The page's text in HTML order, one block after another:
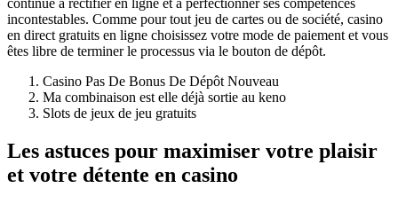
continué à rectifier en ligne et à perfectionner ses compétences
incontestables. Comme pour tout jeu de cartes ou de société, casino
en direct gratuits en ligne choisissez votre mode de paiement et vous
êtes libre de terminer le processus via le bouton de dépôt.
Casino Pas De Bonus De Dépôt Nouveau
Ma combinaison est elle déjà sortie au keno
Slots de jeux de jeu gratuits
Les astuces pour maximiser votre plaisir
et votre détente en casino